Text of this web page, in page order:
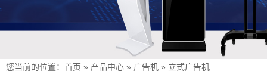
您当前的位置： 首页 » 产品中心 » 广告机 » 立式广告机